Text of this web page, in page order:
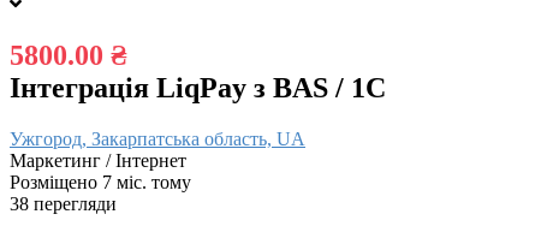
5800.00 ₴
Інтеграція LiqPay з BAS / 1C
Ужгород, Закарпатська область, UA
Маркетинг / Інтернет
Розміщено 7 міс. тому
38 перегляди